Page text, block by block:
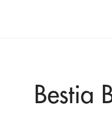
Bestia